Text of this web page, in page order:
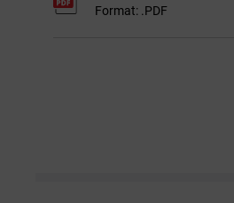
Format: .PDF